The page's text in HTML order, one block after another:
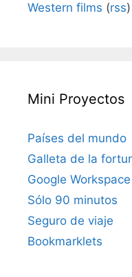
Western films (rss)
Mini Proyectos
Países del mundo
Galleta de la
Google
Sólo 90 minutos
Seguro de viaje
Bookmarklets